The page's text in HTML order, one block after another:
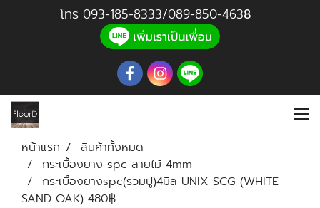
โทร 093-185-8333/089-850-4638
หน้าแรก
สินค้าทั้งหมด
กระเบื้องยาง spc ลายไม้ 4mm
กระเบื้องยางspc(รวมปู)4มิล UNIX SCG (WHITE
SAND OAK) 480฿